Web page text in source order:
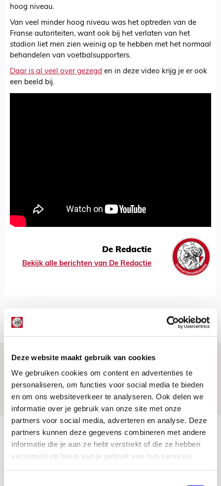
Deze website maakt gebruik van cookies
We gebruiken cookies om content en advertenties te
personaliseren, om functies voor social media te bieden
en om ons websiteverkeer te analyseren. Ook delen we
informatie over je gebruik van onze site met onze
partners voor social media, adverteren en analyse. Deze
partners kunnen deze gegevens combineren met andere
informatie die je aan ze hebt verstrekt of die ze hebben
verzameld op basis van je gebruik van hun services.
hoog niveau.
Van veel minder hoog niveau was het optreden van de
Franse autoriteiten, want ook bij het verlaten van het
stadion liet men zien weinig op te hebben met het normaal
behandelen van voetbalsupporters.
Daar is al veel over gezegd en in deze video krijg je er ook
een beeld bij.
De Redactie
Bekijk alle berichten van De Redactie
Net binnen //
Ter Stegen over uitdagingen en
leidersrol bij Ajax
05 AUGUSTUS 2026 - 20:00
NIEUWS
Míchels elf: zie jij al rol voor
aanwinsten in thuisduel met
Shelbourne?